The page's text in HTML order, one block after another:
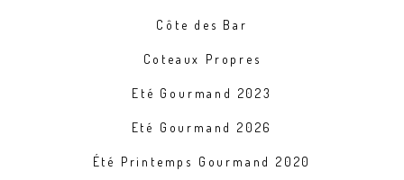
Côte des Bar
Coteaux Propres
Eté Gourmand 2023
Eté Gourmand 2026
Été Printemps Gourmand 2020